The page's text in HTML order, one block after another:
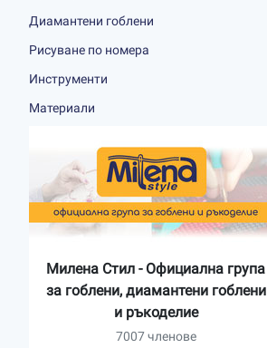
Диамантени гоблени
Рисуване по номера
Инструменти
Материали
Милена Стил - Официална група
за гоблени, диамантени гоблени
и ръкоделие
7007 членове